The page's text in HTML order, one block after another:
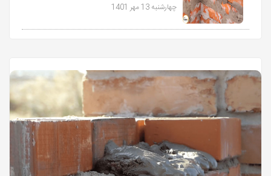
چهارشنبه 13 مهر 1401